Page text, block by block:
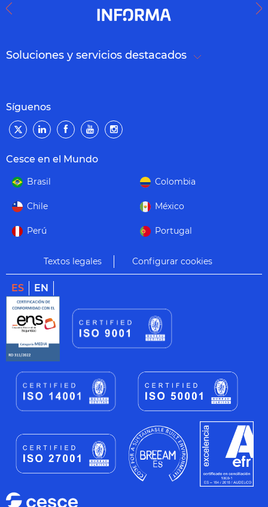
Soluciones y servicios destacados
Síguenos
Cesce en el Mundo
Brasil Colombia
Chile México
Perú Portugal
Textos legales Configurar cookies
ES EN